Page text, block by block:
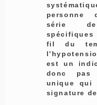
personne
série de
spécifiques
fil du
est un
donc pas
unique qui
signature de